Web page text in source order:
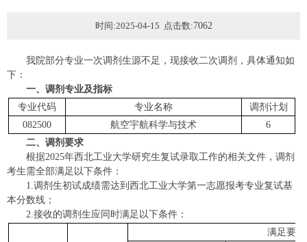
时间:2025-04-15 点击数:7062
我院部分专业一次调剂生源不足，现接收二次调剂，具体通知如
下：
一、调剂专业及指标
专业代码
专业名称
调剂计划
082500
航空宇航科学与技术
6
二、调剂要求
根据2025年西北工业大学研究生复试录取工作的相关文件，调剂
考生需全部满足以下条件：
1.调剂生初试成绩需达到西北工业大学第一志愿报考专业复试基
本分数线；
2.接收的调剂生应同时满足以下条件：
满足要求